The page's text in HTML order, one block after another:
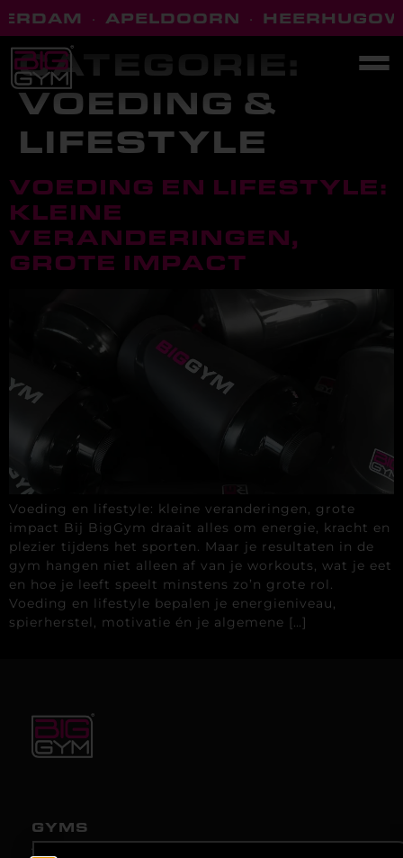
· APELDOORN·
CATEGORIE:
VOEDING &
LIFESTYLE
VOEDING EN LIFESTYLE:
KLEINE
VERANDERINGEN,
GROTE IMPACT
Voeding en lifestyle: kleine veranderingen, grote
impact Bij BigGym draait alles om energie, kracht en
plezier tijdens het sporten. Maar je resultaten in de
gym hangen niet alleen af van je workouts, wat je eet
en hoe je leeft speelt minstens zo’n grote rol.
Voeding en lifestyle bepalen je energieniveau,
spierherstel, motivatie én je algemene […]
GYMS
Alkmaar